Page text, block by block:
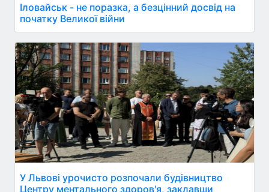
Іловайськ - не поразка, а безцінний досвід на
початку Великої війни
У Львові урочисто розпочали будівництво
Центру ментального здоров'я, заклавши